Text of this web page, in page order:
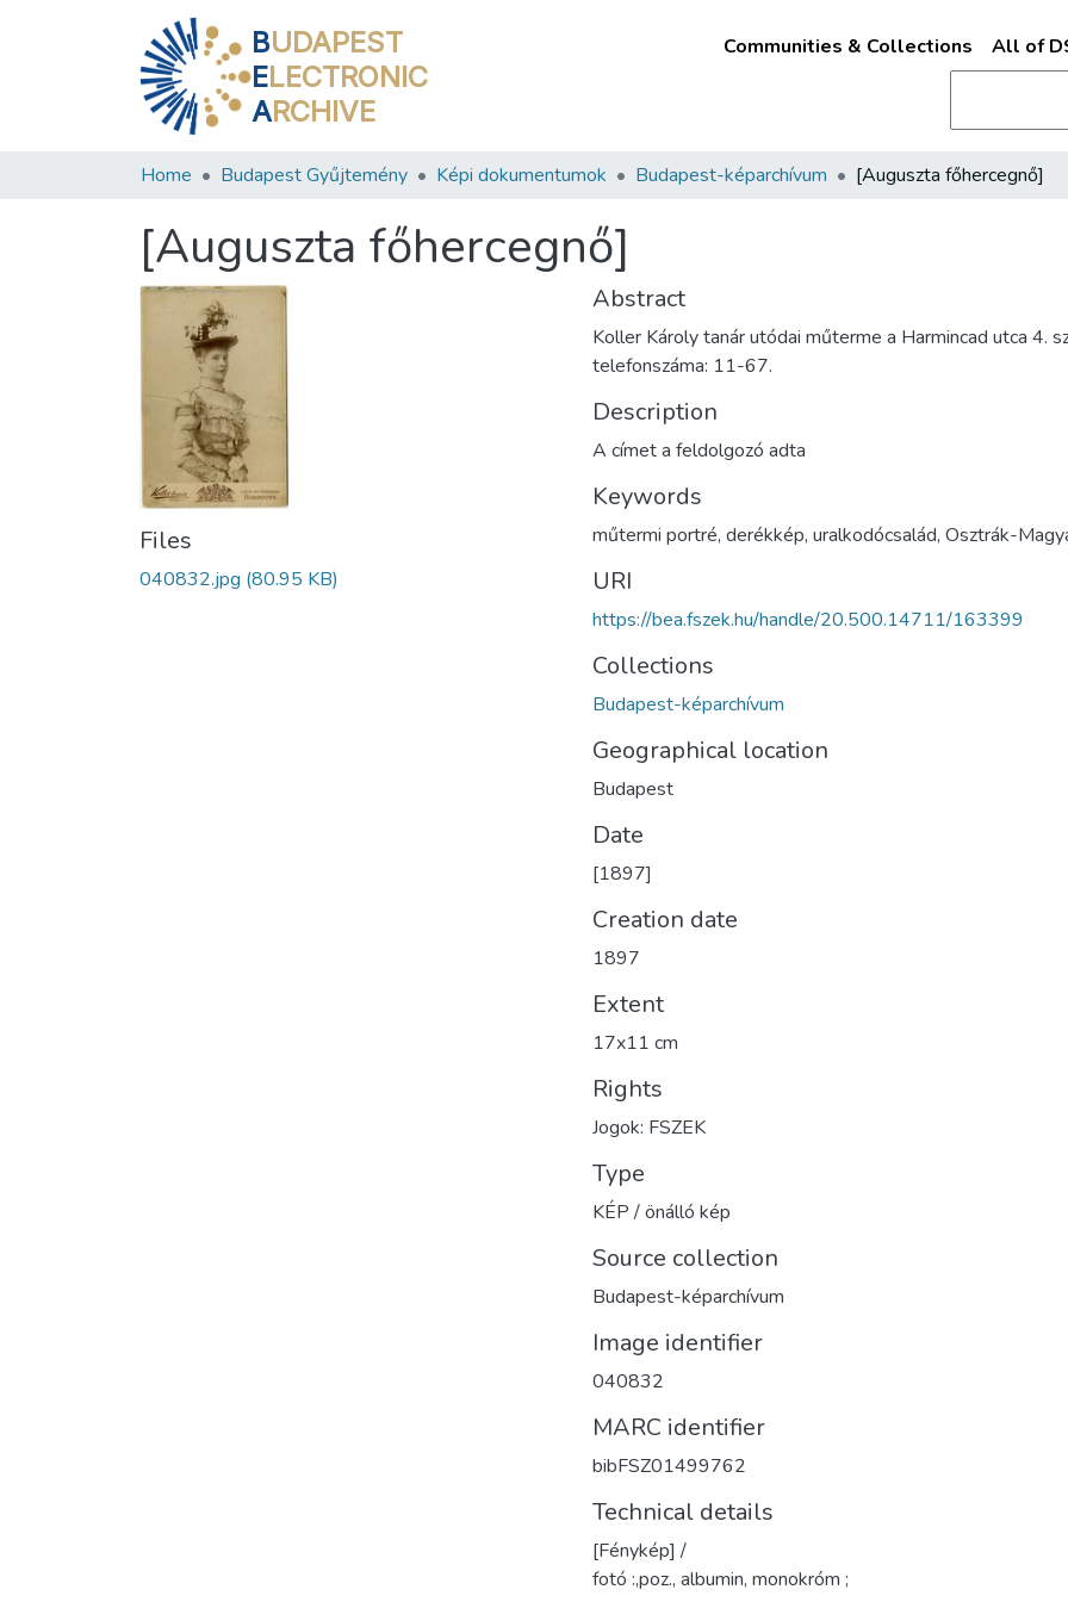
BUDAPEST
ELECTRONIC
ARCHIVE
Communities & Collections All of
Home Budapest Gyűjtemény Képi dokumentumok Budapest-képarchívum [Auguszta főhercegnő]
[Auguszta főhercegnő]
Files
040832.jpg (80.95 KB)
Abstract
Koller Károly tanár utódai műterme a Harmincad utca 4.
telefonszáma: 11-67.
Description
A címet a feldolgozó adta
Keywords
műtermi portré, derékkép, uralkodócsalád, Osztrák-
URI
https://bea.fszek.hu/handle/20.500.14711/163399
Collections
Budapest-képarchívum
Geographical location
Budapest
Date
[1897]
Creation date
1897
Extent
17x11 cm
Rights
Jogok: FSZEK
Type
KÉP / önálló kép
Source collection
Budapest-képarchívum
Image identifier
040832
MARC identifier
bibFSZ01499762
Technical details
[Fénykép] /
fotó :,poz., albumin, monokróm ;